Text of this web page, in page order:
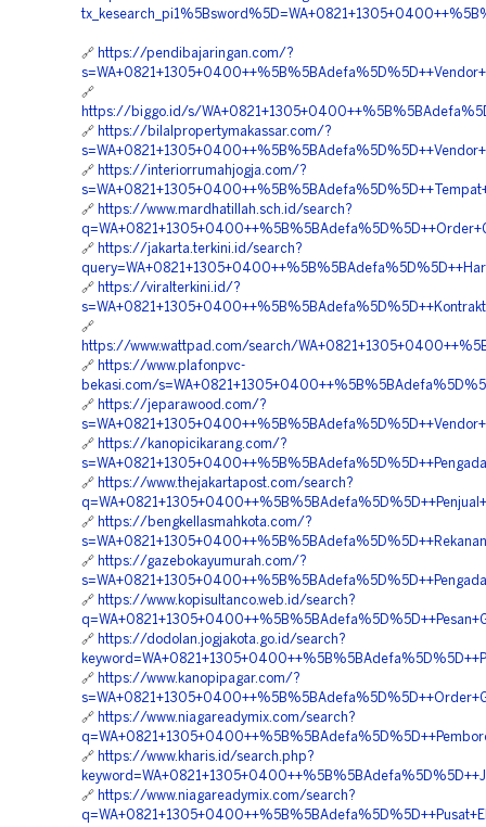
🔗 https://pendibajaringan.com/?
🔗
https://biggo.id/s/
🔗 https://bilalpropertymakassar.com/?
🔗 https://interiorrumahjogja.com/?
🔗 https://www.mardhatillah.sch.id/search?
🔗 https://jakarta.terkini.id/search?
🔗 https://viralterkini.id/?
🔗
https://www.wattpad.com/search/
🔗 https://www.plafonpvc-
bekasi.com/
🔗 https://jeparawood.com/?
🔗 https://kanopicikarang.com/?
🔗 https://www.thejakartapost.com/search?
🔗 https://bengkellasmahkota.com/?
🔗 https://gazebokayumurah.com/?
🔗 https://www.kopisultanco.web.id/search?
🔗 https://dodolan.jogjakota.go.id/search?
🔗 https://www.kanopipagar.com/?
🔗 https://www.niagareadymix.com/search?
🔗 https://www.kharis.id/search.php?
🔗 https://www.niagareadymix.com/search?